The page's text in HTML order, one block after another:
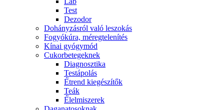
Test
Dezodor
Dohányzásról való leszokás
Fogyókúra, méregtelenítés
Kínai gyógymód
Cukorbetegeknek
Diagnosztika
Testápolás
É́trend kiegészítők
Teák
É́lelmiszerek